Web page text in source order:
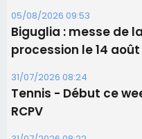
31/07/2026 08:22
82ème anniversaire
Commandant
Les plus lus